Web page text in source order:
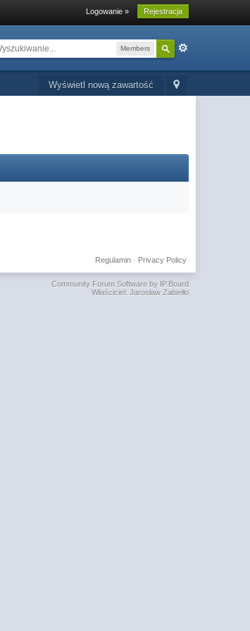
Logowanie » Rejestracja
Members
Wyświetl nową zawartość
Privacy Policy
Regulamin·
Community Forum Software by IP.Board
Właściciel: Jarosław Zabiełło